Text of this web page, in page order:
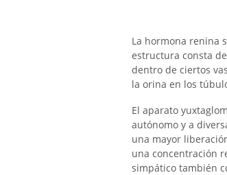
La hormona renina
estructura consta
dentro de ciertos
la orina en los
El aparato
autónomo y a
una mayor
una concentración
simpático también